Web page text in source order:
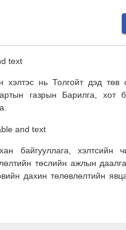
нь Толгойт дэд
газрын Барилга, хот
байгууллага, хэлтсийн
төслийн ажлын
дахин төлөвлөлтийн